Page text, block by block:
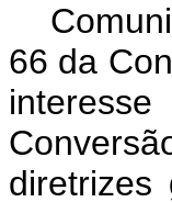
66 da
diretrizes